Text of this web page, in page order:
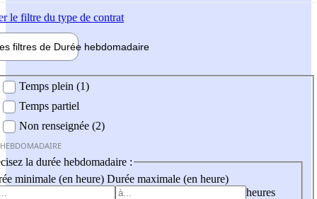
le filtre du type de contrat
filtres de Durée hebdomadaire
Temps plein (1)
Temps partiel
Non renseignée (2)
la durée hebdomadaire :
minimale (en heure) Durée maximale (en heure)
heures